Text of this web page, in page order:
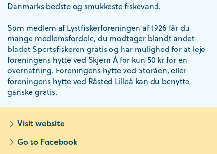
Danmarks bedste og smukkeste fiskevand.
Som medlem af Lystfiskerforeningen af 1926 får du
mange medlemsfordele, du modtager blandt andet
bladet Sportsfiskeren gratis og har mulighed for at leje
foreningens hytte ved Skjern Å for kun 50 kr for en
overnatning. Foreningens hytte ved Storåen, eller
foreningens hytte ved Råsted Lilleå kan du benytte
ganske gratis.
Visit website
Go to Facebook